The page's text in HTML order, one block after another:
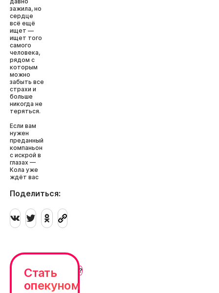
зажила, но
сердце
всё ещё
ищет —
ищет того
самого
человека,
рядом с
которым
можно
забыть все
страхи и
больше
никогда не
теряться.
Если вам
нужен
преданный
компаньон
с искрой в
глазах —
Кола уже
ждёт вас
Поделиться:
Стать
опекуном